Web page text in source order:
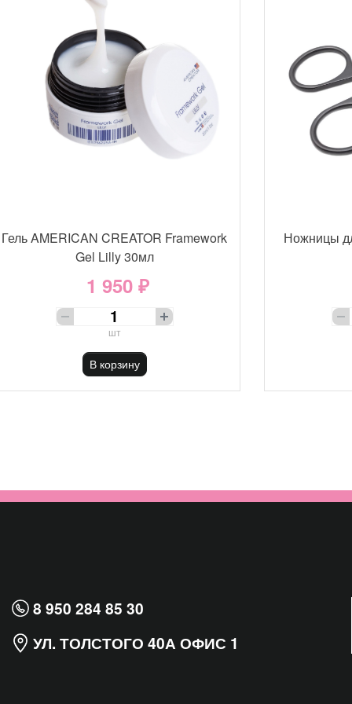
Гель AMERICAN CREATOR Framework
Gel Lilly 30мл
1 950 ₽
шт
В корзину
Ножницы
8 950 284 85 30
УЛ. ТОЛСТОГО 40А ОФИС 1